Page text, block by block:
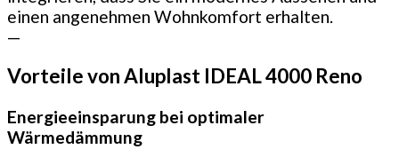
einen angenehmen Wohnkomfort erhalten.
—
Vorteile von Aluplast IDEAL 4000 Reno
Energieeinsparung bei optimaler
Wärmedämmung